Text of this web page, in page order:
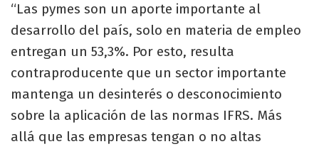
“Las pymes son un aporte importante al
desarrollo del país, solo en materia de empleo
entregan un 53,3%. Por esto, resulta
contraproducente que un sector importante
mantenga un desinterés o desconocimiento
sobre la aplicación de las normas IFRS. Más
allá que las empresas tengan o no altas